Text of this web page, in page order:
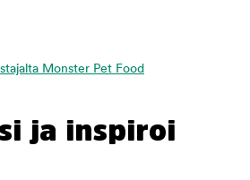
Monster Pet Food
ja inspiroi